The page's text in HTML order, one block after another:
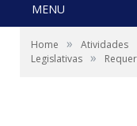
MENU
Home »
Atividades
Legislativas »